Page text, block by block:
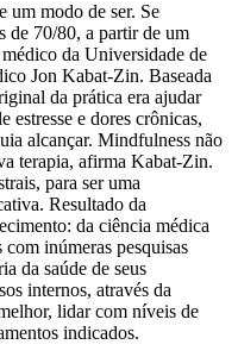
um modo de ser. Se
de 70/80, a partir de um
da Universidade de
Jon Kabat-Zin. Baseada
da prática era ajudar
estresse e dores crônicas,
alcançar. Mindfulness não
terapia, afirma Kabat-Zin.
para ser uma
Resultado da
da ciência médica
inúmeras pesquisas
da saúde de seus
internos, através da
lidar com níveis de
indicados.